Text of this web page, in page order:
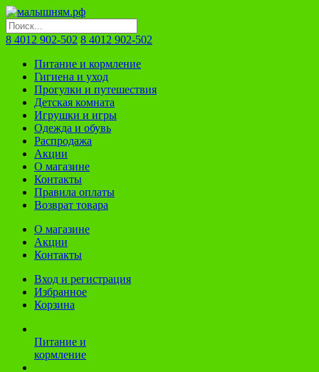
8 4012 902-502 8 4012 902-502
Питание и кормление
Гигиена и уход
Прогулки и путешествия
Детская комната
Игрушки и игры
Одежда и обувь
Распродажа
Акции
О магазине
Контакты
Правила оплаты
Возврат товара
О магазине
Акции
Контакты
Вход и регистрация
Избранное
Корзина
Питание и
кормление